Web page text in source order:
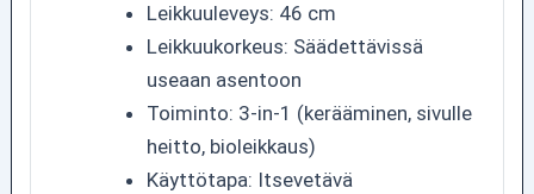
Leikkuuleveys: 46 cm
Leikkuukorkeus: Säädettävissä
useaan asentoon
Toiminto: 3-in-1 (kerääminen, sivulle
heitto, bioleikkaus)
Käyttötapa: Itsevetävä